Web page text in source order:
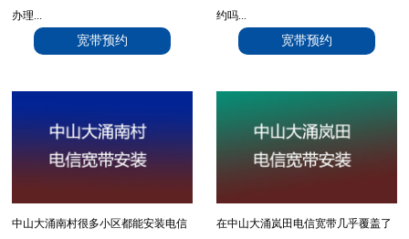
办理...
宽带预约
约吗...
宽带预约
中山大涌南村很多小区都能安装电信
在中山大涌岚田电信宽带几乎覆盖了